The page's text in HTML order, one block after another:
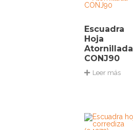
Escuadra
Hoja
Atornillada
CONJ90
Leer más